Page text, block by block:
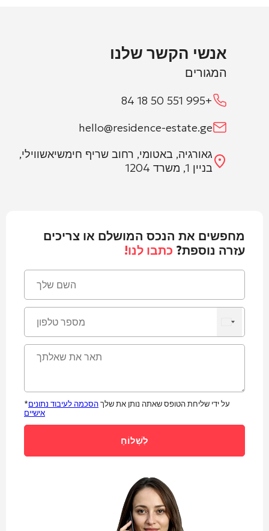
אנשי הקשר שלנו
המגורים
+995 551 50 18 84
hello@residence-estate.ge
גאורגיה, באטומי, רחוב שריף חימשיאשווילי,
בניין 1, משרד 1204
מחפשים את הנכס המושלם או צריכים
עזרה נוספת? כתבו לנו!
*על ידי שליחת הטופס שאתה נותן את שלךהסכמה לעיבוד נתונים
אישיים